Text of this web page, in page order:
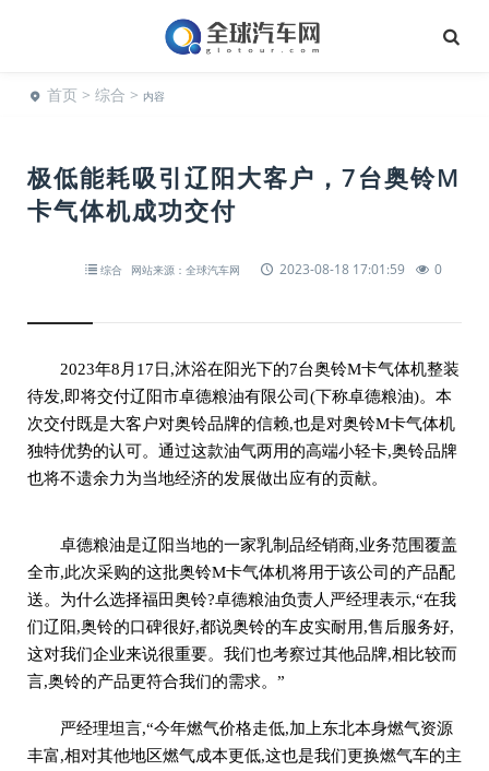
首页 > 综合 > 内容
极低能耗吸引辽阳大客户，7台奥铃M
卡气体机成功交付
综合 网站来源：全球汽车网 2023-08-18 17:01:59 0
2023年8月17日,沐浴在阳光下的7台奥铃M卡气体机整装
待发,即将交付辽阳市卓德粮油有限公司(下称卓德粮油)。本
次交付既是大客户对奥铃品牌的信赖,也是对奥铃M卡气体机
独特优势的认可。通过这款油气两用的高端小轻卡,奥铃品牌
也将不遗余力为当地经济的发展做出应有的贡献。
卓德粮油是辽阳当地的一家乳制品经销商,业务范围覆盖
全市,此次采购的这批奥铃M卡气体机将用于该公司的产品配
送。为什么选择福田奥铃?卓德粮油负责人严经理表示,“在我
们辽阳,奥铃的口碑很好,都说奥铃的车皮实耐用,售后服务好,
这对我们企业来说很重要。我们也考察过其他品牌,相比较而
言,奥铃的产品更符合我们的需求。”
严经理坦言,“今年燃气价格走低,加上东北本身燃气资源
丰富,相对其他地区燃气成本更低,这也是我们更换燃气车的主